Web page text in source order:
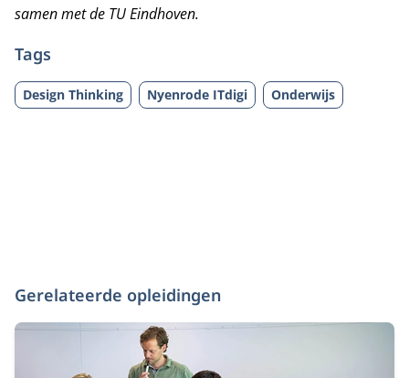
samen met de TU Eindhoven.
Tags
Design Thinking Nyenrode ITdigi Onderwijs
Gerelateerde opleidingen